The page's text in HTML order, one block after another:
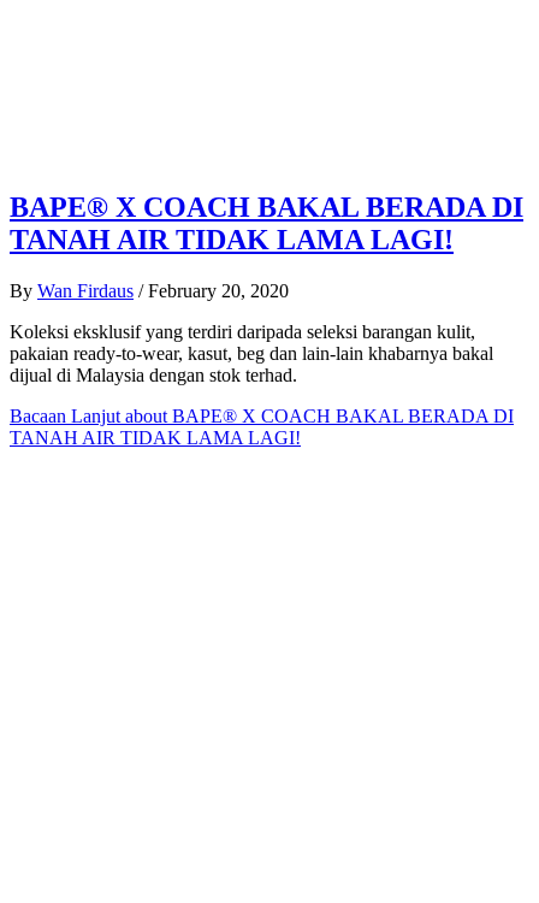
BAPE® X COACH BAKAL BERADA DI
TANAH AIR TIDAK LAMA LAGI!
By Wan Firdaus / February 20, 2020
Koleksi eksklusif yang terdiri daripada seleksi barangan kulit,
pakaian ready-to-wear, kasut, beg dan lain-lain khabarnya bakal
dijual di Malaysia dengan stok terhad.
Bacaan Lanjut about BAPE® X COACH BAKAL BERADA DI
TANAH AIR TIDAK LAMA LAGI!